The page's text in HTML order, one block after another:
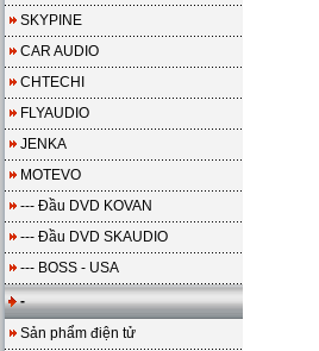
SKYPINE
CAR AUDIO
CHTECHI
FLYAUDIO
JENKA
MOTEVO
--- Đầu DVD KOVAN
--- Đầu DVD SKAUDIO
--- BOSS - USA
-
Sản phẩm điện tử